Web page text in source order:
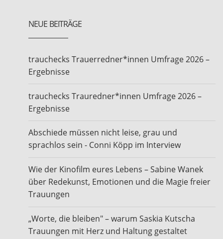
NEUE BEITRÄGE
trauchecks Trauerredner*innen Umfrage 2026 –
Ergebnisse
trauchecks Trauredner*innen Umfrage 2026 –
Ergebnisse
Abschiede müssen nicht leise, grau und
sprachlos sein - Conni Köpp im Interview
Wie der Kinofilm eures Lebens – Sabine Wanek
über Redekunst, Emotionen und die Magie freier
Trauungen
„Worte, die bleiben" – warum Saskia Kutscha
Trauungen mit Herz und Haltung gestaltet